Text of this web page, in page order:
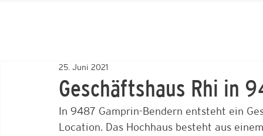
Geschäftshaus Rhi in
25. Juni 2021
In 9487 Gamprin-Bendern entsteht ein
Location. Das Hochhaus besteht aus